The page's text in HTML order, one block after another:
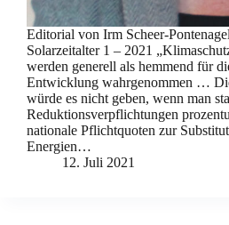
Editorial von Irm Scheer-
Solarzeitalter 1 – 2021
werden generell als hemmend für
Entwicklung wahrgenommen …
würde es nicht geben, wenn man
Reduktionsverpflichtungen
nationale Pflichtquoten zur
Energien…
12. Juli 2021